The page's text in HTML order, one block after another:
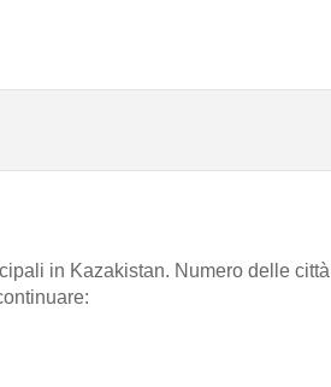
in Kazakistan. Numero delle